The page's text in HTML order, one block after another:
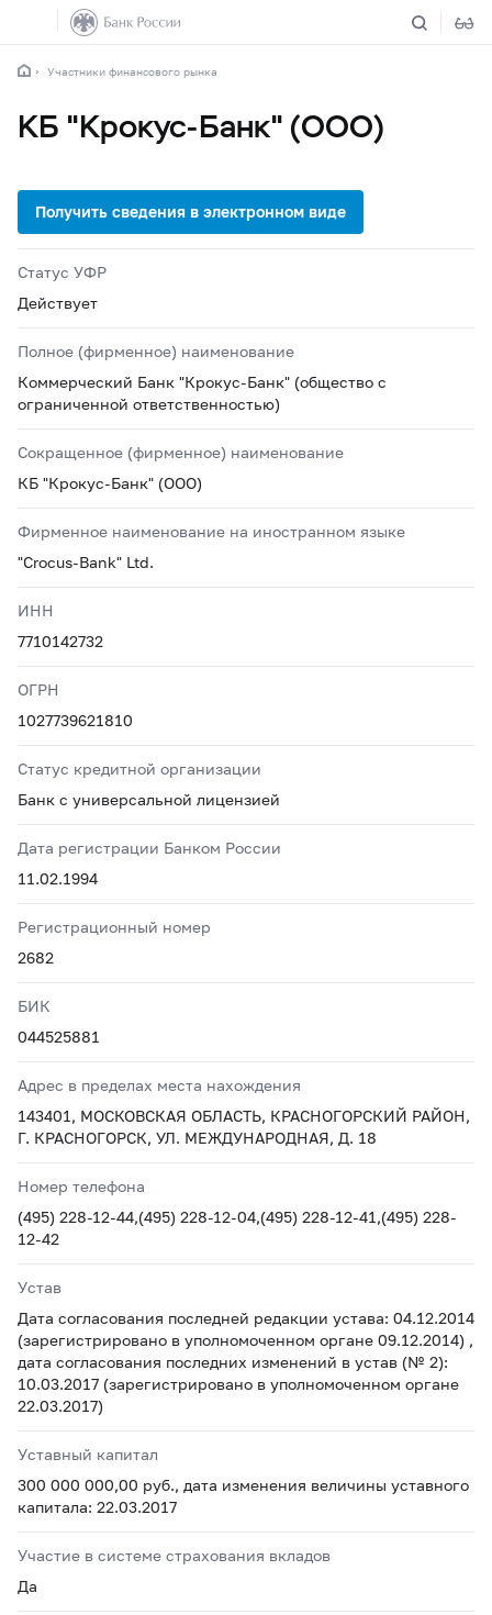
Участники финансового рынка
КБ "Крокус-Банк" (ООО)
Статус УФР
Действует
Полное (фирменное) наименование
Коммерческий Банк "Крокус-Банк" (общество с
ограниченной ответственностью)
Сокращенное (фирменное) наименование
КБ "Крокус-Банк" (ООО)
Фирменное наименование на иностранном языке
"Crocus-Bank" Ltd.
ИНН
7710142732
ОГРН
1027739621810
Статус кредитной организации
Банк с универсальной лицензией
Дата регистрации Банком России
11.02.1994
Регистрационный номер
2682
БИК
044525881
Адрес в пределах места нахождения
143401, МОСКОВСКАЯ ОБЛАСТЬ, КРАСНОГОРСКИЙ РАЙОН,
Г. КРАСНОГОРСК, УЛ. МЕЖДУНАРОДНАЯ, Д. 18
Номер телефона
(495) 228-12-44,(495) 228-12-04,(495) 228-12-41,(495) 228-
12-42
Устав
Дата согласования последней редакции устава: 04.12.2014
(зарегистрировано в уполномоченном органе 09.12.2014) ,
дата согласования последних изменений в устав (№ 2):
10.03.2017 (зарегистрировано в уполномоченном органе
22.03.2017)
Уставный капитал
300 000 000,00 руб., дата изменения величины уставного
капитала: 22.03.2017
Участие в системе страхования вкладов
Да